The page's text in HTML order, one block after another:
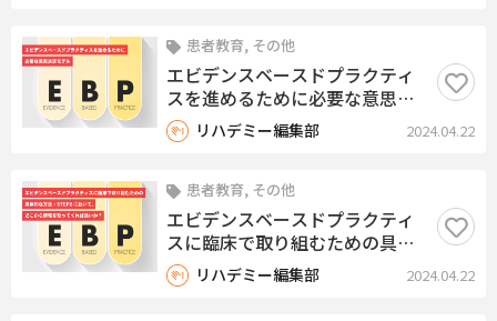
患者教育, その他
エビデンスベースドプラクティ
スを進めるために必要な意思決
定モデル
リハデミー編集部 2024.04.22
患者教育, その他
エビデンスベースドプラクティ
スに臨床で取り組むための具体
的な方法：STEP2において、ど
こから情報を取ってくれば良い
リハデミー編集部 2024.04.22